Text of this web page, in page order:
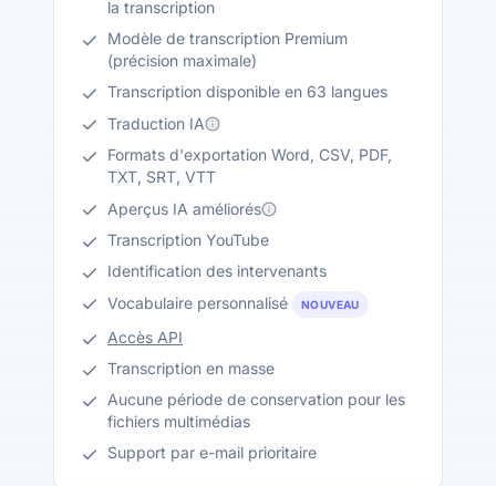
la transcription
Modèle de transcription Premium
(précision maximale)
Transcription disponible en 63 langues
Traduction IA
Formats d'exportation Word, CSV, PDF,
TXT, SRT, VTT
Aperçus IA améliorés
Transcription YouTube
Identification des intervenants
Vocabulaire personnalisé
NOUVEAU
Accès API
Transcription en masse
Aucune période de conservation pour les
fichiers multimédias
Support par e-mail prioritaire